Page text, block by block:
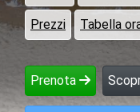
Prezzi Tabella
Prenota